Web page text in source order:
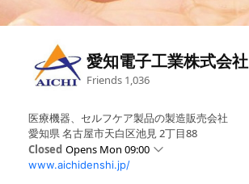
愛知電子工業株式会社
Friends 1,036
医療機器、セルフケア製品の製造販売会社
愛知県 名古屋市天白区池見 2丁目88
Closed Opens Mon 09:00
SunClosed
www.aichidenshi.jp/